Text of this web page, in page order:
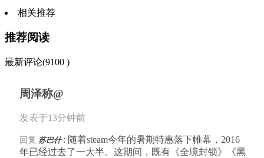
相关推荐
推荐阅读
最新评论(9100 )
周泽称@
发表于13分钟前
回复 苏巴什: 随着steam今年的暑期特惠落下帷幕，2016
年已经过去了一大半。这期间，既有《全境封锁》《黑